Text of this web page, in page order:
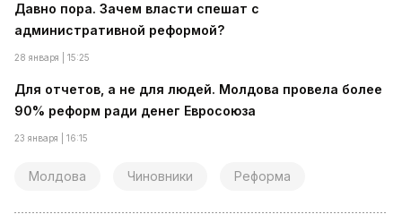
Давно пора. Зачем власти спешат с
административной реформой?
28 января | 15:25
Для отчетов, а не для людей. Молдова провела более
90% реформ ради денег Евросоюза
23 января | 16:15
Молдова Чиновники Реформа